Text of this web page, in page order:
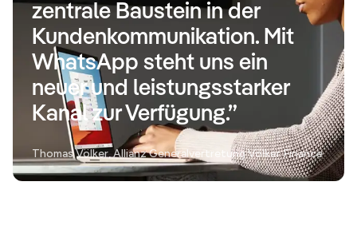
zentrale Baustein in der
Kundenkommunikation. Mit
WhatsApp steht uns ein
neuer und leistungsstarker
Kanal zur Verfügung.”
Thomas Völker, Allianz Generalvertretung Völker Finance